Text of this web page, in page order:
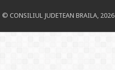
© CONSILIUL JUDETEAN BRAILA, 2026